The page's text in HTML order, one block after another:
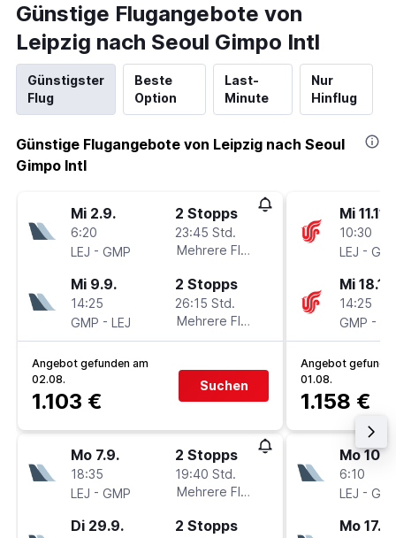
Günstige Flugangebote von
Leipzig nach Seoul Gimpo Intl
Günstigster
Flug
Beste
Option
Last-
Minute
Nur
Hinflug
Günstige Flugangebote von Leipzig nach Seoul
Gimpo Intl
Mi 2.9.
6:20
LEJ - GMP
2 Stopps
23:45 Std.
Mehrere Fluglinien
Mi 9.9.
14:25
GMP - LEJ
2 Stopps
26:15 Std.
Mehrere Fluglinien
Angebot gefunden am
02.08.
1.103 €
Suchen
Mo 7.9.
18:35
LEJ - GMP
2 Stopps
19:40 Std.
Mehrere Fluglinien
Di 29.9. 2 Stopps
Mi 11.11.
10:30
LEJ -
Mi 18.11.
14:25
GMP -
Angebot
01.08.
1.158 €
Mo 10.8.
6:10
LEJ -
Mo 17.8.